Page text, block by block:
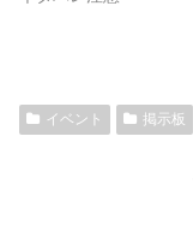
イベント 掲示板